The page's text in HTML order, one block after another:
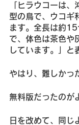
「ヒラウコーは
型の鳥で、ウコギ
ます。全長は約
で、体色は茶色や
しています。」と
やはり、難しかっ
無料版だったのが
日を改めて、同じ